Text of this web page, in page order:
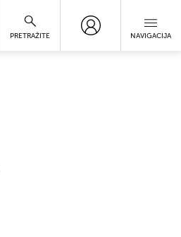
PRETRAŽITE NAVIGACIJA